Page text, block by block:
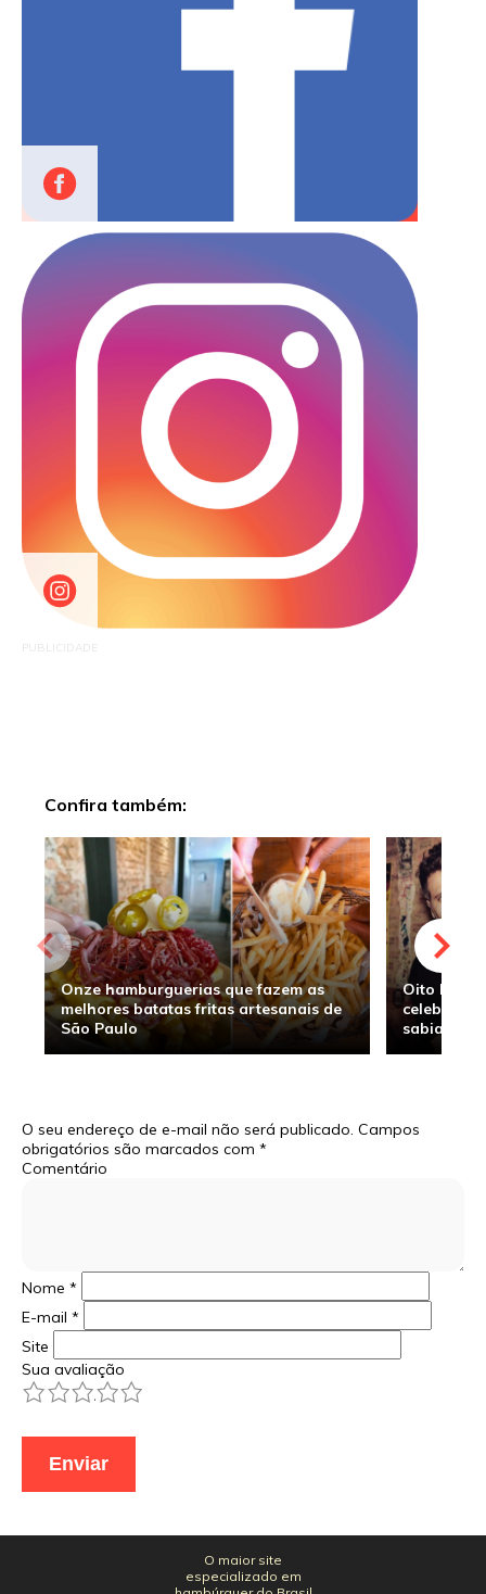
PUBLICIDADE
Confira também:
Onze hamburguerias que fazem as
melhores batatas fritas artesanais de
São Paulo
Oito
sabia
O seu endereço de e-mail não será publicado. Campos
obrigatórios são marcados com *
Comentário
Nome *
E-mail *
Site
Sua avaliação
5
4
3
2
O maior site
especializado em